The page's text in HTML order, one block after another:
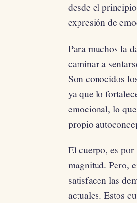
desde el
expresión de
Para muchos la
caminar a
Son conocidos
ya que lo
emocional, lo
propio
El cuerpo, es por
magnitud. Pero,
satisfacen las
actuales. Estos